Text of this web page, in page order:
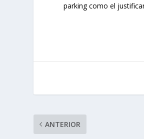
parking como el
ANTERIOR